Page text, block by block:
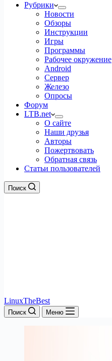
Рубрики
Новости
Обзоры
Инструкции
Игры
Программы
Рабочее окружение
Android
Сервер
Железо
Опросы
Форум
LTB.net
О сайте
Наши друзья
Авторы
Пожертвовать
Обратная связь
Статьи пользователей
Поиск
LinuxTheBest
Поиск Меню